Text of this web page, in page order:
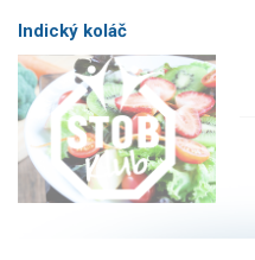
Indický koláč